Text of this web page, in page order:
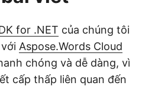
for .NET của chúng tôi
Aspose.Words Cloud
chóng và dễ dàng, vì
cấp thấp liên quan đến